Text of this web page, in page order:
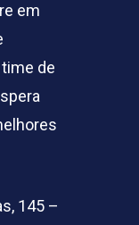
em
de
145 –